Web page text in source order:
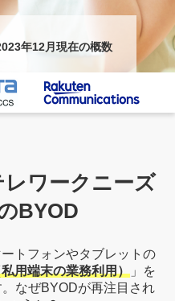
年12月現在の概数
ワークニーズ
BYOD
トフォンやタブレットの
用端末の業務利用）」を
なぜBYODが再注目され